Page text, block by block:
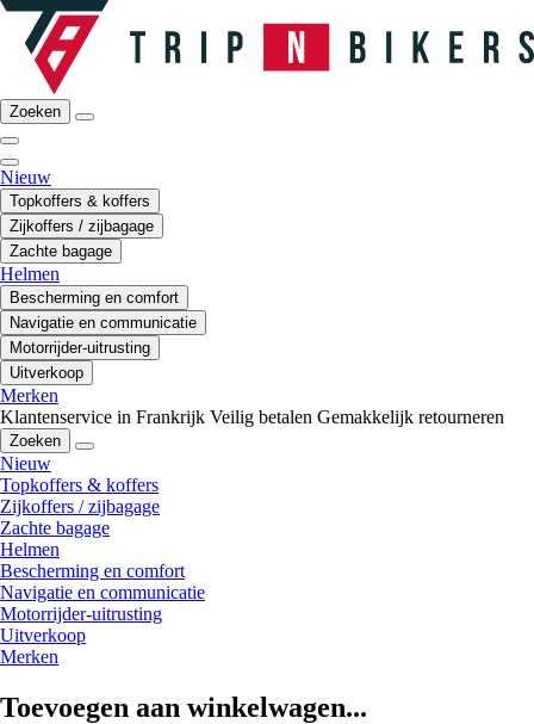
Zoeken
Nieuw
Topkoffers & koffers
Zijkoffers / zijbagage
Zachte bagage
Helmen
Bescherming en comfort
Navigatie en communicatie
Motorrijder-uitrusting
Uitverkoop
Merken
Klantenservice in Frankrijk Veilig betalen Gemakkelijk retourneren
Zoeken
Nieuw
Topkoffers & koffers
Zijkoffers / zijbagage
Zachte bagage
Helmen
Bescherming en comfort
Navigatie en communicatie
Motorrijder-uitrusting
Uitverkoop
Merken
Toevoegen aan winkelwagen...